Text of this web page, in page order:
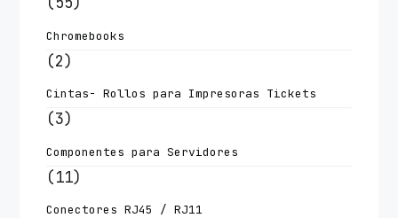
Chromebooks
(2)
Cintas- Rollos para Impresoras Tickets
(3)
Componentes para Servidores
(11)
Conectores RJ45 / RJ11